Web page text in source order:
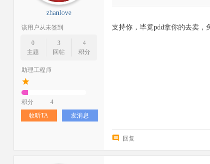
zhanlove
该用户从未签到
0
主题
3
回帖
4
积分
助理工程师
积分
4
收听TA
发消息
支持你，毕竟pdd拿你的去卖，
回复